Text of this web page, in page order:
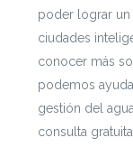
poder lograr
ciudades
conocer más
podemos
gestión del
consulta